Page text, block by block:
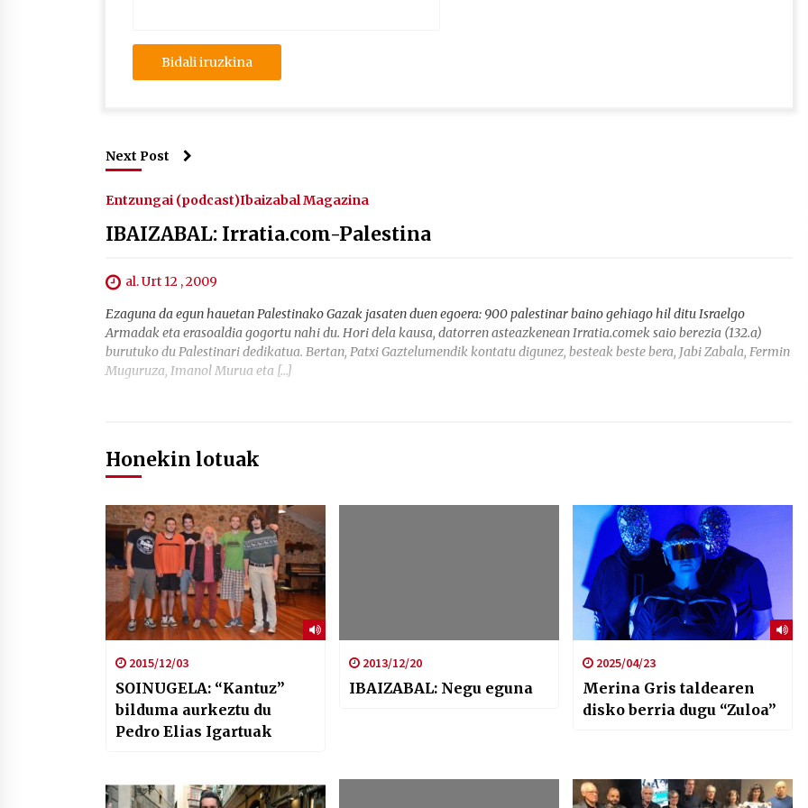
Next Post
Entzungai (podcast)Ibaizabal Magazina
IBAIZABAL: Irratia.com-Palestina
al. Urt 12 , 2009
Ezaguna da egun hauetan Palestinako Gazak jasaten duen egoera: 900 palestinar baino gehiago hil ditu Israelgo
Armadak eta erasoaldia gogortu nahi du. Hori dela kausa, datorren asteazkenean Irratia.comek saio berezia (132.a)
burutuko du Palestinari dedikatua. Bertan, Patxi Gaztelumendik kontatu digunez, besteak beste bera, Jabi Zabala, Fermin
Muguruza, Imanol Murua eta […]
Honekin lotuak
2015/12/03
SOINUGELA: “Kantuz”
bilduma aurkeztu du
Pedro Elias Igartuak
2013/12/20
IBAIZABAL: Negu eguna
2025/04/23
Merina Gris taldearen
disko berria dugu “Zuloa”